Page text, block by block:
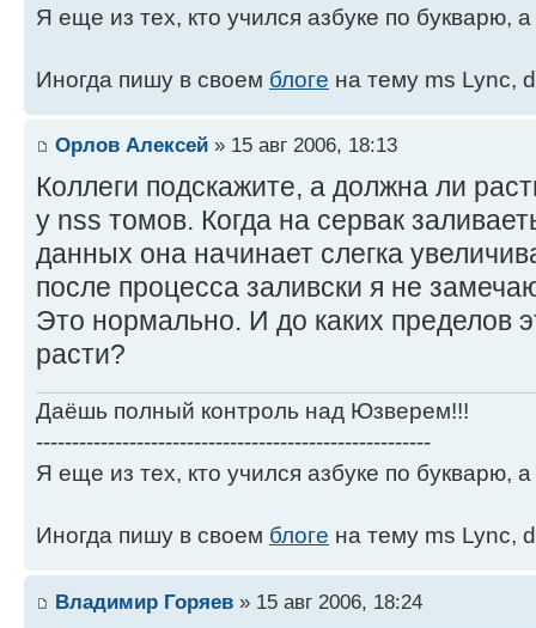
Я еще из тех, кто учился азбуке по букварю,
Иногда пишу в своем блоге на тему ms Lync,
Орлов Алексей » 15 авг 2006, 18:13
Коллеги подскажите, а должна ли
у nss томов. Когда на сервак
данных она начинает слегка
после процесса заливски я не
Это нормально. И до каких пределов
расти?
Даёшь полный контроль над Юзверем!!!
-------------------------------------------------------
Я еще из тех, кто учился азбуке по букварю,
Иногда пишу в своем блоге на тему ms Lync,
Владимир Горяев » 15 авг 2006, 18:24